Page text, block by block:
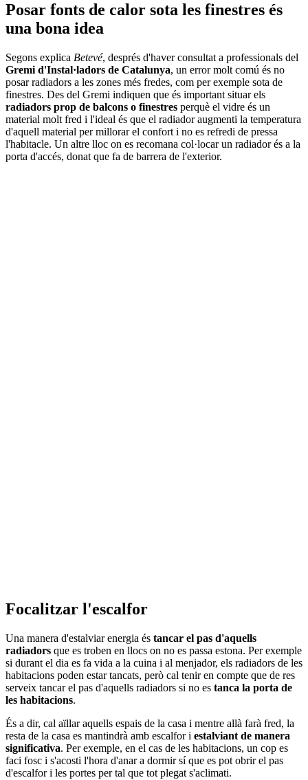
Posar fonts de calor sota les finestres és
una bona idea
Segons explica Betevé, després d'haver consultat a professionals del
Gremi d'Instal·ladors de Catalunya, un error molt comú és no
posar radiadors a les zones més fredes, com per exemple sota de
finestres. Des del Gremi indiquen que és important situar els
radiadors prop de balcons o finestres perquè el vidre és un
material molt fred i l'ideal és que el radiador augmenti la temperatura
d'aquell material per millorar el confort i no es refredi de pressa
l'habitacle. Un altre lloc on es recomana col·locar un radiador és a la
porta d'accés, donat que fa de barrera de l'exterior.
Focalitzar l'escalfor
Una manera d'estalviar energia és tancar el pas d'aquells
radiadors que es troben en llocs on no es passa estona. Per exemple
si durant el dia es fa vida a la cuina i al menjador, els radiadors de les
habitacions poden estar tancats, però cal tenir en compte que de res
serveix tancar el pas d'aquells radiadors si no es tanca la porta de
les habitacions.
És a dir, cal aïllar aquells espais de la casa i mentre allà farà fred, la
resta de la casa es mantindrà amb escalfor i estalviant de manera
significativa. Per exemple, en el cas de les habitacions, un cop es
faci fosc i s'acosti l'hora d'anar a dormir sí que es pot obrir el pas
d'escalfor i les portes per tal que tot plegat s'aclimati.